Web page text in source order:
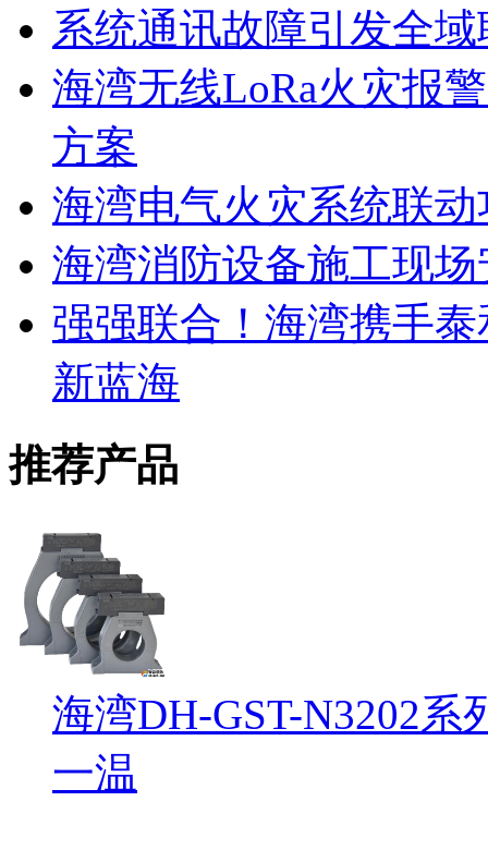
系统通讯故障引发全
海湾无线LoRa火灾报
方案
海湾电气火灾系统联
海湾消防设备施工现
强强联合！海湾携手
新蓝海
推荐产品
海湾DH-GST-N3202
一温